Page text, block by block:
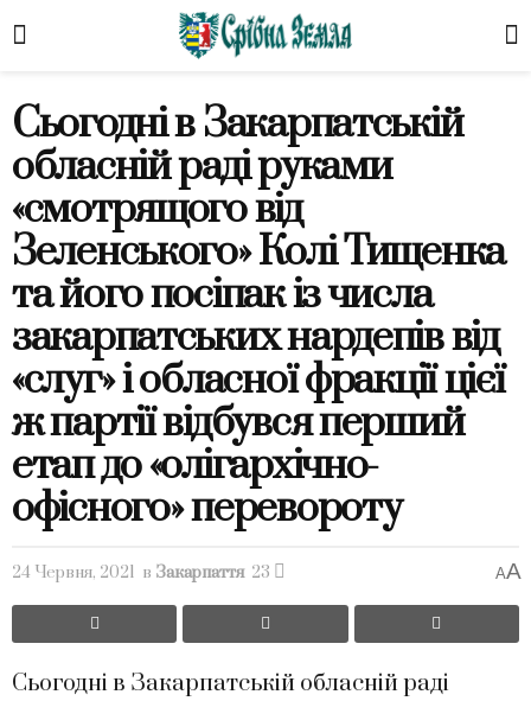
Сьогодні в Закарпатській
обласній раді руками
«смотрящого від
Зеленського» Колі Тищенка
та його посіпак із числа
закарпатських нардепів від
«слуг» і обласної фракції цієї
ж партії відбувся перший
етап до «олігархічно-
офісного» перевороту
24 Червня, 2021 в Закарпаття 23 AA
Сьогодні в Закарпатській обласній раді